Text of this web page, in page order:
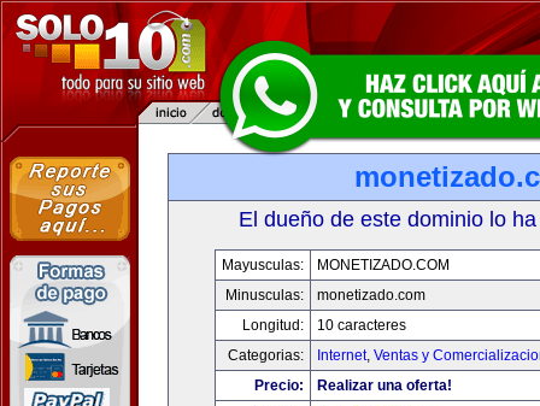
El dueño de este dominio lo
Mayusculas:
MONETIZADO.COM
Minusculas:
monetizado.com
Longitud:
10 caracteres
Categorias:
Internet, Ventas y
Precio:
Realizar una oferta!